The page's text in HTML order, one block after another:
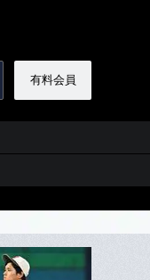
有料会員